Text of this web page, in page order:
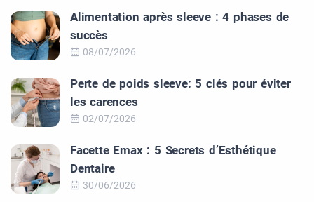
Alimentation après sleeve : 4 phases de
succès
08/07/2026
Perte de poids sleeve: 5 clés pour éviter
les carences
02/07/2026
Facette Emax : 5 Secrets d’Esthétique
Dentaire
30/06/2026